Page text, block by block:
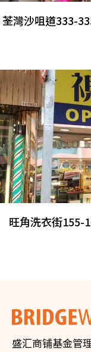
荃灣沙咀道333-
旺角洗衣街155-
盛汇商铺基金管